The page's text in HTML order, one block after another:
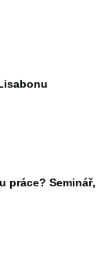
práce? Seminář,